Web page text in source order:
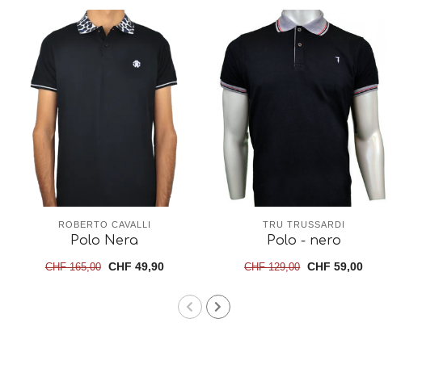
ROBERTO CAVALLI
Polo Nera
CHF 165,00 CHF 49,90
TRU TRUSSARDI
Polo - nero
CHF 129,00 CHF 59,00